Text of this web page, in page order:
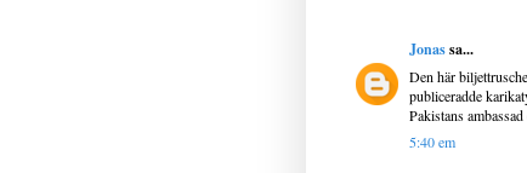
Jonassa...
Den här
publiceradde
Pakistans
5:40 em